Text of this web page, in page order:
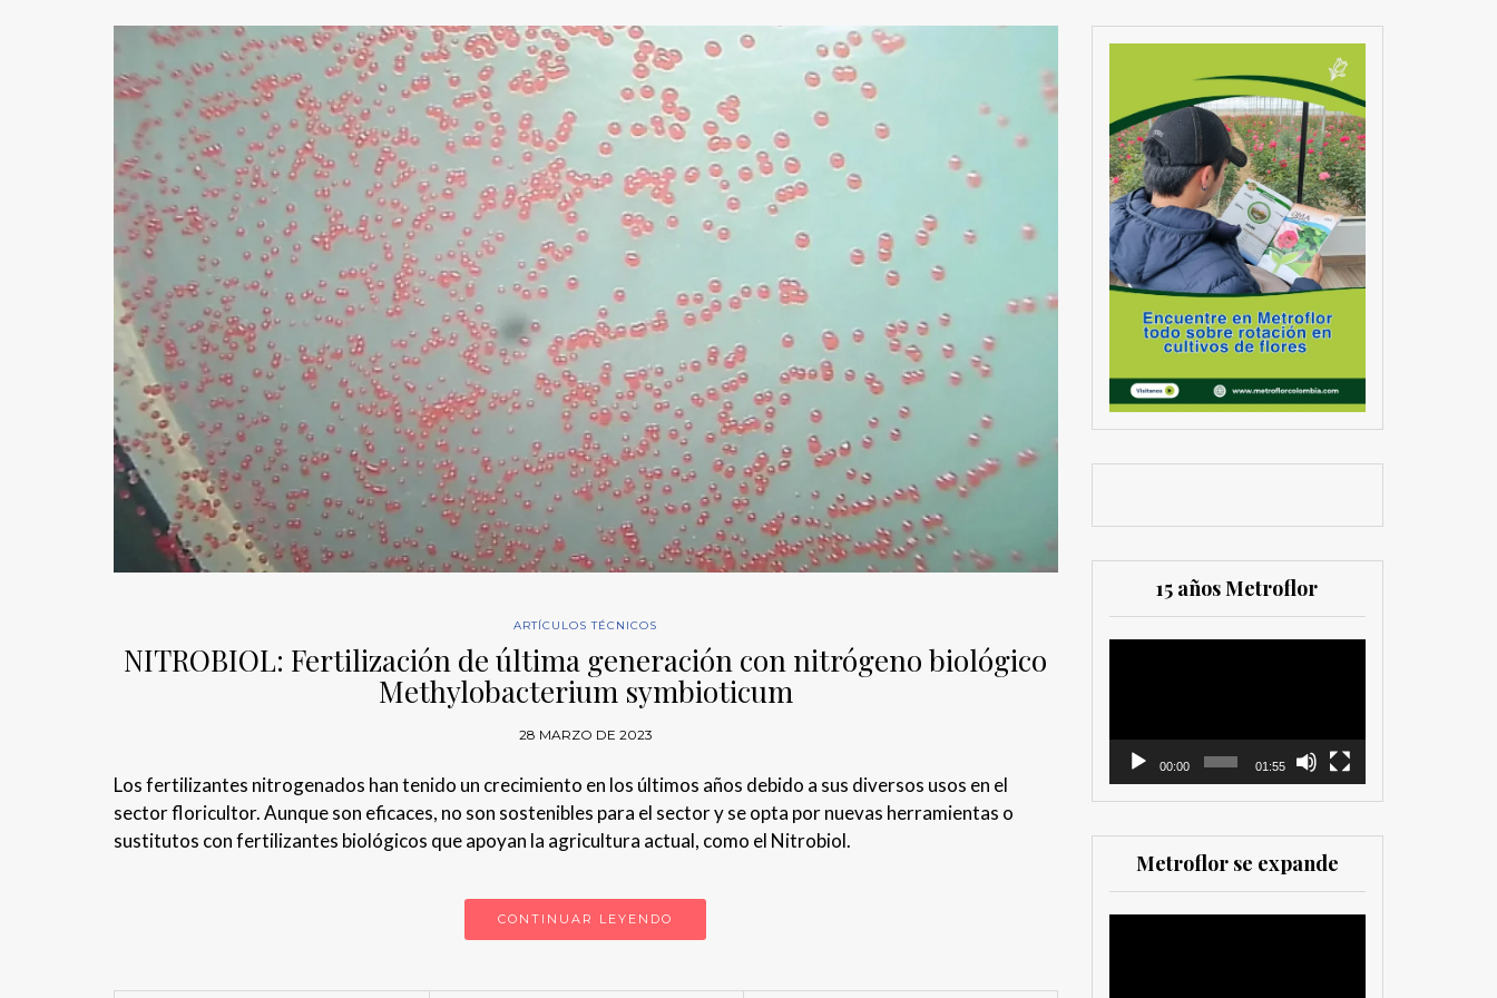
ARTÍCULOS TÉCNICOS
NITROBIOL: Fertilización de última generación con nitrógeno biológico
Methylobacterium symbioticum
28 MARZO DE 2023
Los fertilizantes nitrogenados han tenido un crecimiento en los últimos años debido a sus diversos usos en el
sector floricultor. Aunque son eficaces, no son sostenibles para el sector y se opta por nuevas herramientas o
sustitutos con fertilizantes biológicos que apoyan la agricultura actual, como el Nitrobiol.
CONTINUAR LEYENDO
15 años Metroflor
00:00 01:55
Metroflor se expande